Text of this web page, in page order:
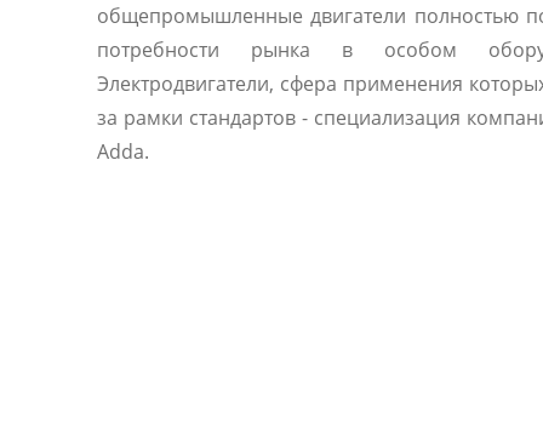
общепромышленные двигатели полностью
потребности рынка в особом
Электродвигатели, сфера применения
за рамки стандартов - специализация
Adda.